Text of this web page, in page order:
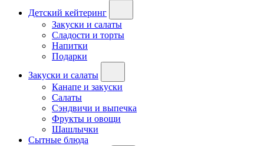
Детский кейтеринг
Закуски и салаты
Сладости и торты
Напитки
Подарки
Закуски и салаты
Канапе и закуски
Салаты
Сэндвичи и выпечка
Фрукты и овощи
Шашлычки
Сытные блюда